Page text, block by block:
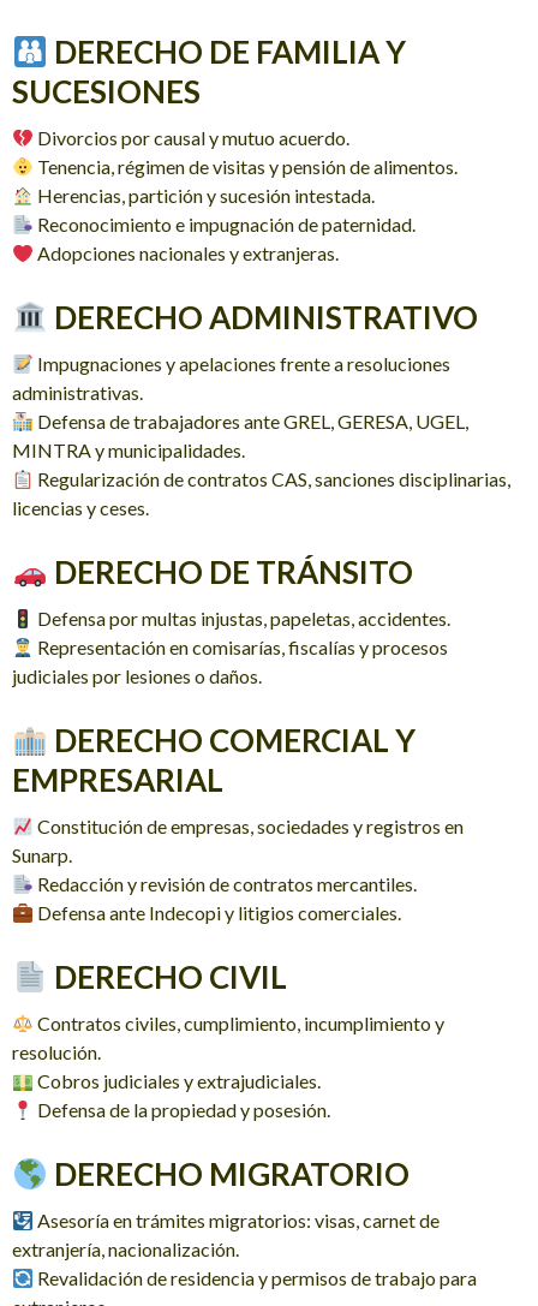
DERECHO DE FAMILIA Y
SUCESIONES
Divorcios por causal y mutuo acuerdo.
Tenencia, régimen de visitas y pensión de alimentos.
Herencias, partición y sucesión intestada.
Reconocimiento e impugnación de paternidad.
Adopciones nacionales y extranjeras.
DERECHO ADMINISTRATIVO
Impugnaciones y apelaciones frente a resoluciones
administrativas.
Defensa de trabajadores ante GREL, GERESA, UGEL,
MINTRA y municipalidades.
Regularización de contratos CAS, sanciones disciplinarias,
licencias y ceses.
DERECHO DE TRÁNSITO
Defensa por multas injustas, papeletas, accidentes.
Representación en comisarías, fiscalías y procesos
judiciales por lesiones o daños.
DERECHO COMERCIAL Y
EMPRESARIAL
Constitución de empresas, sociedades y registros en
Sunarp.
Redacción y revisión de contratos mercantiles.
Defensa ante Indecopi y litigios comerciales.
DERECHO CIVIL
Contratos civiles, cumplimiento, incumplimiento y
resolución.
Cobros judiciales y extrajudiciales.
Defensa de la propiedad y posesión.
DERECHO MIGRATORIO
Asesoría en trámites migratorios: visas, carnet de
extranjería, nacionalización.
Revalidación de residencia y permisos de trabajo para